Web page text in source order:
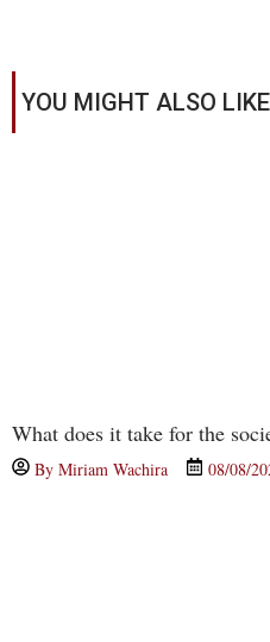
YOU MIGHT ALSO LIKE
What does it take for the
By Miriam Wachira 08/08/